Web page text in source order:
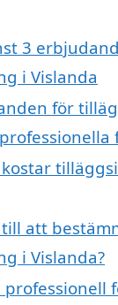
3
i Vislanda
för
att
i Vislanda?
professionell